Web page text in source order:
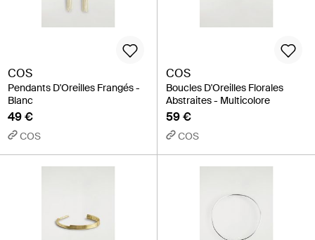
COS
Pendants D'Oreilles Frangés -
Blanc
49 €
COS
COS
Boucles D'Oreilles Florales
Abstraites - Multicolore
59 €
COS